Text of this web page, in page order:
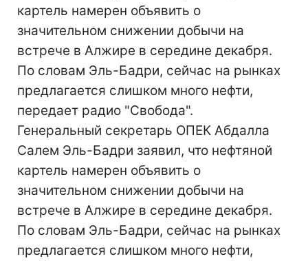
картель намерен объявить о
значительном снижении добычи на
встрече в Алжире в середине декабря.
По словам Эль-Бадри, сейчас на рынках
предлагается слишком много нефти,
передает радио "Свобода".
Генеральный секретарь ОПЕК Абдалла
Салем Эль-Бадри заявил, что нефтяной
картель намерен объявить о
значительном снижении добычи на
встрече в Алжире в середине декабря.
По словам Эль-Бадри, сейчас на рынках
предлагается слишком много нефти,